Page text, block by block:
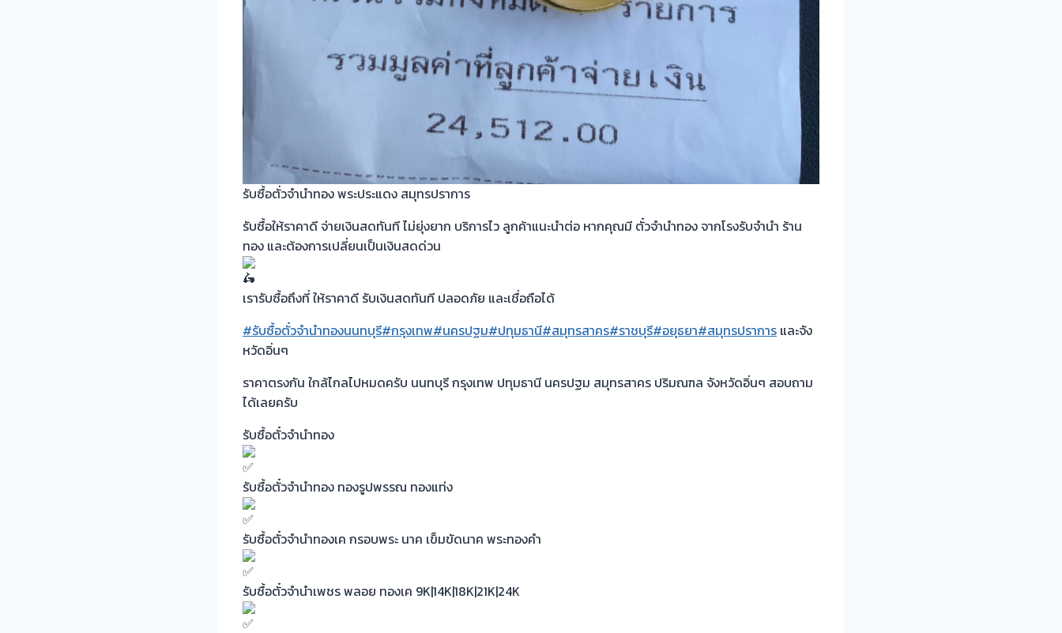
รับซื้อตั่วจำนำทอง พระประแดง สมุทรปราการ
รับซื้อให้ราคาดี จ่ายเงินสดทันที ไม่ยุ่งยาก บริการไว ลูกค้าแนะนำต่อ หากคุณมี ตั๋วจำนำทอง จากโรงรับจำนำ ร้าน
ทอง และต้องการเปลี่ยนเป็นเงินสดด่วน
เรารับซื้อถึงที่ ให้ราคาดี รับเงินสดทันที ปลอดภัย และเชื่อถือได้
#รับซื้อตั๋วจำนำทองนนทบุรี#กรุงเทพ#นครปฐม#ปทุมธานี#สมุทรสาคร#ราชบุรี#อยุธยา#สมุทรปราการ และจัง
หวัดอิ่นๆ
ราคาตรงกัน ใกล้ไกลไปหมดครับ นนทบุรี กรุงเทพ ปทุมธานี นครปฐม สมุทรสาคร ปริมณฑล จังหวัดอิ่นๆ สอบถาม
ได้เลยครับ
รับซื้อตั๋วจำนำทอง
รับซื้อตั๋วจำนำทอง ทองรูปพรรณ ทองแท่ง
รับซื้อตั๋วจำนำทองเค กรอบพระ นาค เข็มขัดนาค พระทองคำ
รับซื้อตั๋วจำนำเพชร พลอย ทองเค 9K|14K|18K|21K|24K